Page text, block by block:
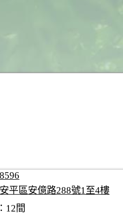
平區安億路288號1至4樓
12間